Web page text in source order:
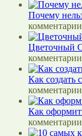
Почему
Цветочный
Как создать
Как